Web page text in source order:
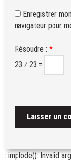
Enregistrer
navigateur pour
Résoudre : *
23 ⁄ 23 =
: implode(): Invalid